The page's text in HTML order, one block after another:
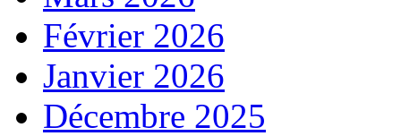
Février 2026
Janvier 2026
Décembre 2025